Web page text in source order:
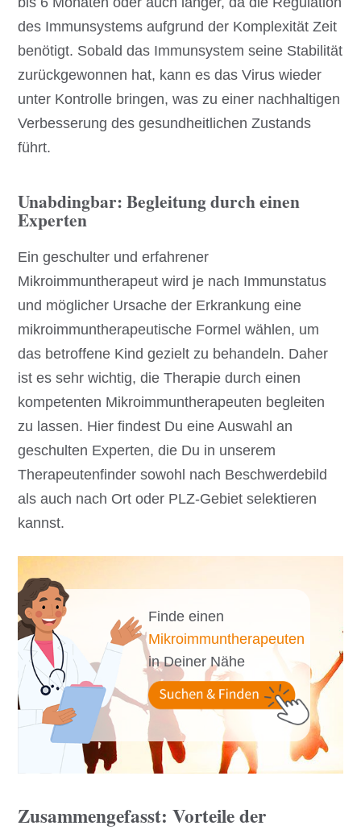
des Immunsystems aufgrund der Komplexität Zeit
benötigt. Sobald das Immunsystem seine Stabilität
zurückgewonnen hat, kann es das Virus wieder
unter Kontrolle bringen, was zu einer nachhaltigen
Verbesserung des gesundheitlichen Zustands
führt.
Unabdingbar: Begleitung durch einen
Experten
Ein geschulter und erfahrener
Mikroimmuntherapeut wird je nach Immunstatus
und möglicher Ursache der Erkrankung eine
mikroimmuntherapeutische Formel wählen, um
das betroffene Kind gezielt zu behandeln. Daher
ist es sehr wichtig, die Therapie durch einen
kompetenten Mikroimmuntherapeuten begleiten
zu lassen. Hier findest Du eine Auswahl an
geschulten Experten, die Du in unserem
Therapeutenfinder sowohl nach Beschwerdebild
als auch nach Ort oder PLZ-Gebiet selektieren
kannst.
Finde einen
Mikroimmuntherapeuten
in Deiner Nähe
Zusammengefasst: Vorteile der